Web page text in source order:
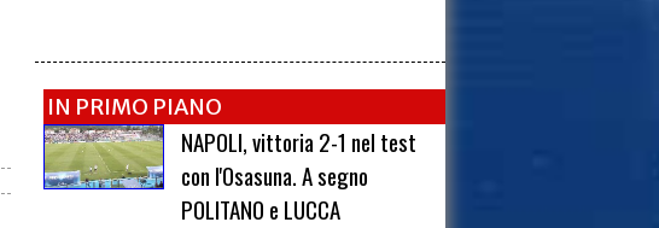
IN PRIMO PIANO
NAPOLI, vittoria 2-1 nel test
con l'Osasuna. A segno
POLITANO e LUCCA